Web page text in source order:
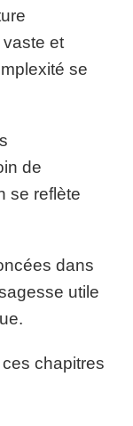
et
se
de
se reflète
dans
utile
chapitres